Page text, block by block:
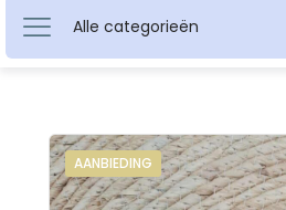
Alle categorieën
AANBIEDING